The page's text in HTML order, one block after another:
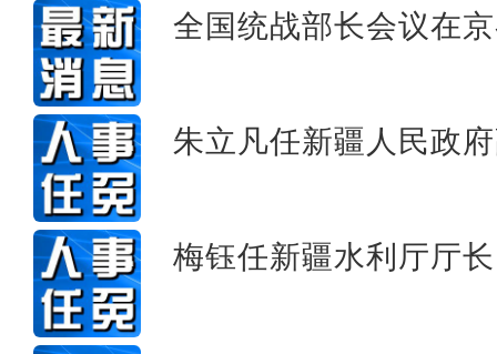
全国统战部长会议在
朱立凡任新疆人民政
梅钰任新疆水利厅厅长